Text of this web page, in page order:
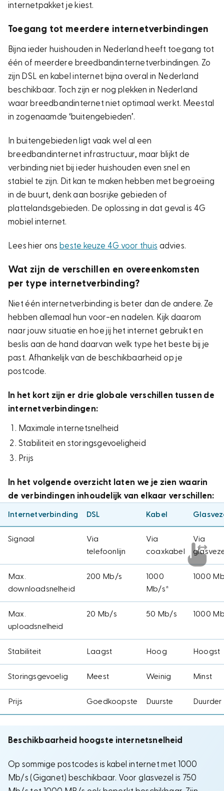
internetpakket je kiest.
Toegang tot meerdere internetverbindingen
Bijna ieder huishouden in Nederland heeft toegang tot
één of meerdere breedbandinternetverbindingen. Zo
zijn DSL en kabel internet bijna overal in Nederland
beschikbaar. Toch zijn er nog plekken in Nederland
waar breedbandinternet niet optimaal werkt. Meestal
in zogenaamde ‘buitengebieden’.
In buitengebieden ligt vaak wel al een
breedbandinternet infrastructuur, maar blijkt de
verbinding niet bij ieder huishouden even snel en
stabiel te zijn. Dit kan te maken hebben met begroeiing
in de buurt, denk aan bosrijke gebieden of
plattelandsgebieden. De oplossing in dat geval is 4G
mobiel internet.
Lees hier ons beste keuze 4G voor thuis advies.
Wat zijn de verschillen en overeenkomsten
per type internetverbinding?
Niet één internetverbinding is beter dan de andere. Ze
hebben allemaal hun voor-en nadelen. Kijk daarom
naar jouw situatie en hoe jij het internet gebruikt en
beslis aan de hand daarvan welk type het beste bij je
past. Afhankelijk van de beschikbaarheid op je
postcode.
In het kort zijn er drie globale verschillen tussen de
internetverbindingen:
Maximale internetsnelheid
Stabiliteit en storingsgevoeligheid
Prijs
In het volgende overzicht laten we je zien waarin
de verbindingen inhoudelijk van elkaar verschillen:
Internetverbinding DSL Kabel
Signaal
Via
telefoonlijn
Via
coaxkabel
Via
Max.
downloadsnelheid
200 Mb/s
1000
Mb/s*
1000
Max.
uploadsnelheid
20 Mb/s 50 Mb/s 1000
Stabiliteit Laagst Hoog Hoogst
Storingsgevoelig Meest Weinig Minst
Prijs Goedkoopste Duurste Duurder
Beschikbaarheid hoogste internetsnelheid
Op sommige postcodes is kabel internet met 1000
Mb/s (Giganet) beschikbaar. Voor glasvezel is 750